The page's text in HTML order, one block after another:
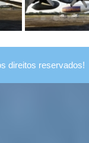
direitos reservados!